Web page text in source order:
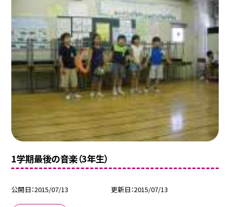
1学期最後の音楽（3年生）
公開日 2015/07/13 更新日 2015/07/13